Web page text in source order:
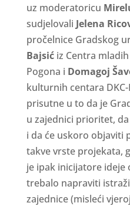
uz moderatoricu
sudjelovali Jelena
pročelnice Gradskog
Bajsićiz Centra mladih
Pogona i Domagoj
kulturnih centara
prisutne u to da je
u zajednici prioritet,
i da će uskoro objaviti
takve vrste projekata,
je ipak inicijatore ideje
trebalo napraviti
zajednice (misleći